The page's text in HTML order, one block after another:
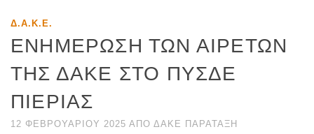
Δ.Α.Κ.Ε.
ΕΝΗΜΕΡΩΣΗ ΤΩΝ ΑΙΡΕΤΩΝ
ΤΗΣ ΔΑΚΕ ΣΤΟ ΠΥΣΔΕ
ΠΙΕΡΙΑΣ
12 ΦΕΒΡΟΥΑΡΊΟΥ 2025 ΑΠΌ ΔΑΚΕ ΠΑΡΆΤΑΞΗ